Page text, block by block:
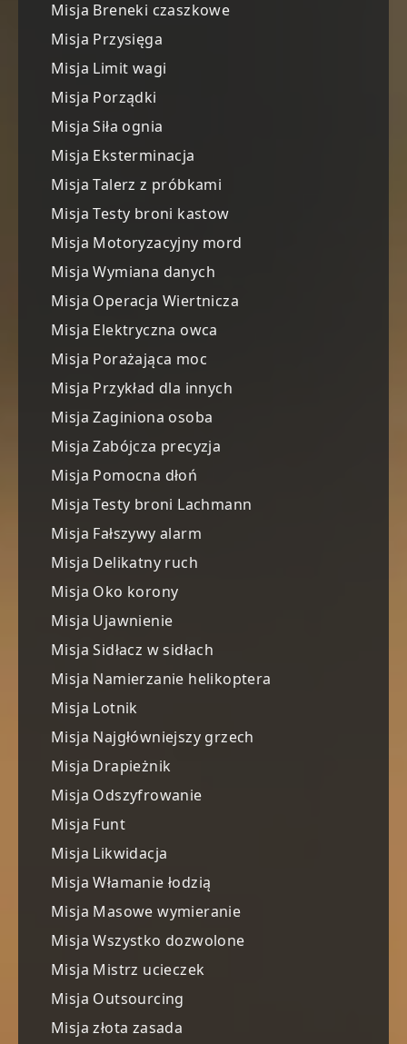
Misja Breneki czaszkowe
Misja Przysięga
Misja Limit wagi
Misja Porządki
Misja Siła ognia
Misja Eksterminacja
Misja Talerz z próbkami
Misja Testy broni kastow
Misja Motoryzacyjny mord
Misja Wymiana danych
Misja Operacja Wiertnicza
Misja Elektryczna owca
Misja Porażająca moc
Misja Przykład dla innych
Misja Zaginiona osoba
Misja Zabójcza precyzja
Misja Pomocna dłoń
Misja Testy broni Lachmann
Misja Fałszywy alarm
Misja Delikatny ruch
Misja Oko korony
Misja Ujawnienie
Misja Sidłacz w sidłach
Misja Namierzanie helikoptera
Misja Lotnik
Misja Najgłówniejszy grzech
Misja Drapieżnik
Misja Odszyfrowanie
Misja Funt
Misja Likwidacja
Misja Włamanie łodzią
Misja Masowe wymieranie
Misja Wszystko dozwolone
Misja Mistrz ucieczek
Misja Outsourcing
Misja złota zasada